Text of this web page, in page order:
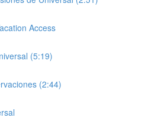
Access
(5:19)
(2:44)